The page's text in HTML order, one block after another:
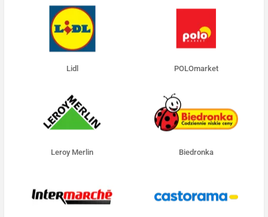
Lidl POLOmarket
Leroy Merlin Biedronka